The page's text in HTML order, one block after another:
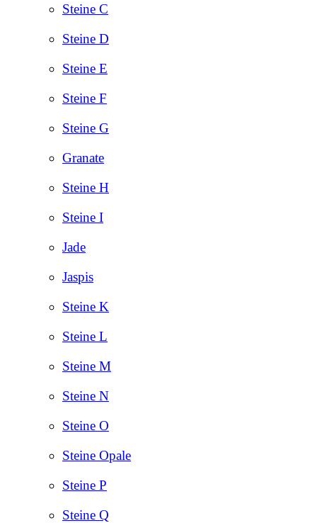
Steine C
Steine D
Steine E
Steine F
Steine G
Granate
Steine H
Steine I
Jade
Jaspis
Steine K
Steine L
Steine M
Steine N
Steine O
Steine Opale
Steine P
Steine Q